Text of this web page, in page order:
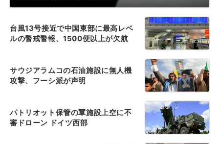
台風13号接近で中国東部に最高レベ
ルの警戒警報、1500便以上が欠航
サウジアラムコの石油施設に無人機
攻撃、フーシ派が声明
パトリオット保管の軍施設上空に不
審ドローン ドイツ西部